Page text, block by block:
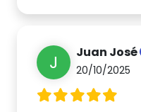
J Juan José
20/10/2025